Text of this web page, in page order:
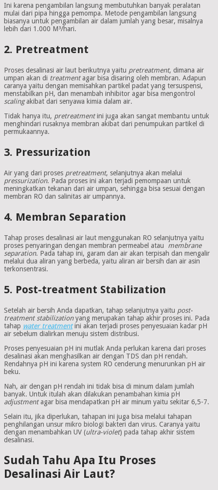
Ini karena pengambilan langsung membutuhkan banyak peralatan
mulai dari pipa hingga pemompa. Metode pengambilan langsung
biasanya untuk pengambilan air dalam jumlah yang besar, misalnya
lebih dari 1.000 M³/hari.
2. Pretreatment
Proses desalinasi air laut berikutnya yaitu pretreatment, dimana air
umpan akan di treatmentagar bisa disaring oleh membran. Adapun
caranya yaitu dengan memisahkan partikel padat yang tersuspensi,
menstabilkan pH, dan menambah inhibitor agar bisa mengontrol
scalingakibat dari senyawa kimia dalam air.
Tidak hanya itu, pretreatmentini juga akan sangat membantu untuk
menghindari rusaknya membran akibat dari penumpukan partikel di
permukaannya.
3. Pressurization
Air yang dari proses pretreatment, selanjutnya akan melalui
pressurization. Pada proses ini akan terjadi pemompaan untuk
meningkatkan tekanan dari air umpan, sehingga bisa sesuai dengan
membran RO dan salinitas air umpannya.
4. Membran Separation
Tahap proses desalinasi air laut menggunakan RO selanjutnya yaitu
proses penyaringan dengan membran permeabel atau membrane
separation. Pada tahap ini, garam dan air akan terpisah dan mengalir
melalui dua aliran yang berbeda, yaitu aliran air bersih dan air asin
terkonsentrasi.
5. Post-treatment Stabilization
Setelah air bersih Anda dapatkan, tahap selanjutnya yaitu post-
treatment stabilizationyang merupakan tahap akhir proses ini. Pada
tahap water treatmentini akan terjadi proses penyesuaian kadar pH
air sebelum dialirkan menuju sistem distribusi.
Proses penyesuaian pH ini mutlak Anda perlukan karena dari proses
desalinasi akan menghasilkan air dengan TDS dan pH rendah.
Rendahnya pH ini karena system RO cenderung menurunkan pH air
beku.
Nah, air dengan pH rendah ini tidak bisa di minum dalam jumlah
banyak. Untuk itulah akan dilakukan penambahan kimia pH
adjustmentagar bisa mendapatkan pH air minum yaitu sekitar 6,5-7.
Selain itu, jika diperlukan, tahapan ini juga bisa melalui tahapan
penghilangan unsur mikro biologi bakteri dan virus. Caranya yaitu
dengan menambahkan UV (ultra-violet) pada tahap akhir sistem
desalinasi.
Sudah Tahu Apa Itu Proses
Desalinasi Air Laut?